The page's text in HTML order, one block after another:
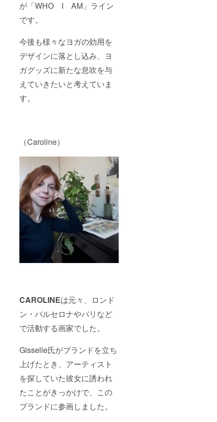
が「WHO I AM」ライン
です。
今後も様々なヨガの効用を
デザインに落とし込み、ヨ
ガグッズに新たな息吹を与
えていきたいと考えていま
す。
（Caroline）
CAROLINEは元々、ロンド
ン・バルセロナやパリなど
で活動する画家でした。
Gisselle氏がブランドを立ち
上げたとき、アーティスト
を探していた彼女に誘われ
たことがきっかけで、この
ブランドに参画しました。